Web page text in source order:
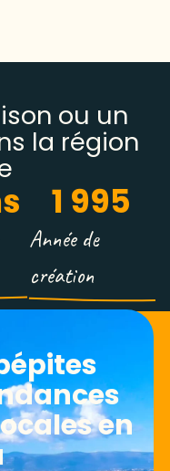
ou un
la région
Année de
création
1 995
en